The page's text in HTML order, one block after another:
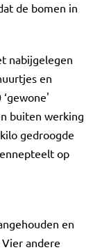
de bomen in
nabijgelegen
en
buiten werking
gedroogde
op
en
andere